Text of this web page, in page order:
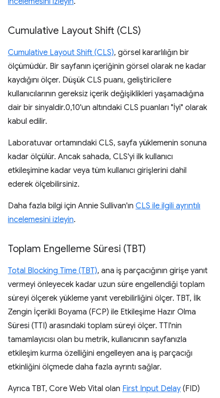
Cumulative Layout Shift (CLS)
Cumulative Layout Shift (CLS), görsel kararlılığın bir
ölçümüdür. Bir sayfanın içeriğinin görsel olarak ne kadar
kaydığını ölçer. Düşük CLS puanı, geliştiricilere
kullanıcılarının gereksiz içerik değişiklikleri yaşamadığına
dair bir sinyaldir.0,10'un altındaki CLS puanları "İyi" olarak
kabul edilir.
Laboratuvar ortamındaki CLS, sayfa yüklemenin sonuna
kadar ölçülür. Ancak sahada, CLS'yi ilk kullanıcı
etkileşimine kadar veya tüm kullanıcı girişlerini dahil
ederek ölçebilirsiniz.
Daha fazla bilgi için Annie Sullivan'ın CLS ile ilgili ayrıntılı
incelemesini izleyin.
Toplam Engelleme Süresi (TBT)
Total Blocking Time (TBT), ana iş parçacığının girişe yanıt
vermeyi önleyecek kadar uzun süre engellendiği toplam
süreyi ölçerek yükleme yanıt verebilirliğini ölçer. TBT, İlk
Zengin İçerikli Boyama (FCP) ile Etkileşime Hazır Olma
Süresi (TTI) arasındaki toplam süreyi ölçer. TTI'nin
tamamlayıcısı olan bu metrik, kullanıcının sayfanızla
etkileşim kurma özelliğini engelleyen ana iş parçacığı
etkinliğini ölçmede daha fazla ayrıntı sağlar.
Ayrıca TBT, Core Web Vital olan First Input Delay (FID)